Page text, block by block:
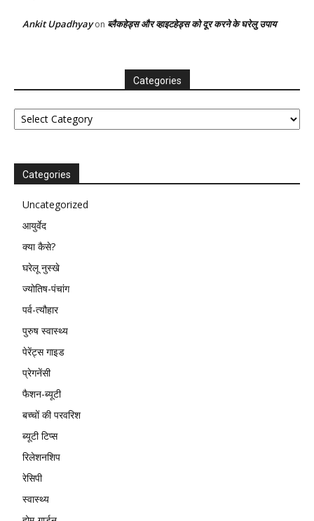
Ankit Upadhyayon ब्लैकहेड्स और व्हाइटहेड्स को दूर करने के घरेलु उपाय
Categories
Categories
Categories
Uncategorized
आयुर्वेद
क्या कैसे?
घरेलू नुस्खे
ज्योतिष-पंचांग
पर्व-त्यौहार
पुरुष स्वास्थ्य
पेरेंट्स गाइड
प्रेगनेंसी
फैशन-ब्यूटी
बच्चों की परवरिश
ब्यूटी टिप्स
रिलेशनशिप
रेसिपी
स्वास्थ्य